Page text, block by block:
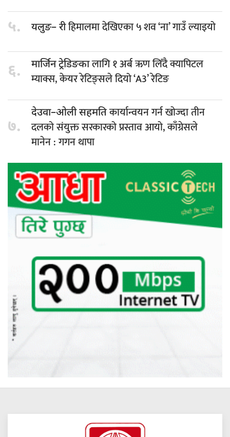
५. यलुङ– रीहिमालमा देखिएका ५ शव ‘ना’ गाउँ ल्याइयो
६. मार्जिन ट्रेडिङकालागि १ अर्ब ऋण लिँदै क्यापिटल
म्याक्स, केयर रेटिङ्सले दियो ‘A3’ रेटिङ
७.
देउवा–ओली सहमतिकार्यान्वयन गर्न खोज्दा तीन
दलको संयुक्त सरकारको प्रस्ताव आयो, काँग्रेसले
मानेन : गगन थापा